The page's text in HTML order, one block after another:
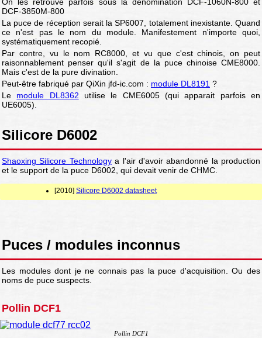
DCF-3850M-800
La puce de réception serait la SP6007, totalement inexistante. Quand
ce n'est pas le nom du module. Manifestement n'importe quoi,
systématiquement recopié.
Par contre, vu le nom RC8000, et vu que c'est chinois, on peut
raisonnablement penser qu'il s'agit de la puce chinoise CME8000.
Mais c'est de la pure divination.
Peut-être fabriqué par QiXin jfd-ic.com : module DL8191 ?
Le module DL8362 utilise le CME6005 (qui apparait parfois en
UE6005).
Silicore D6002
Shaoxing Silicore Technologya l'air d'avoir abandonné la production
et le support de la puce D6002, qui devait venir de CHMC.
[2010] Silicore D6002 datasheet
Puces / modules inconnus
Les modules dont je ne connais pas la puce d'acquisition. Ou des
noms de puce suspects.
Pollin DCF1
Pollin DCF1